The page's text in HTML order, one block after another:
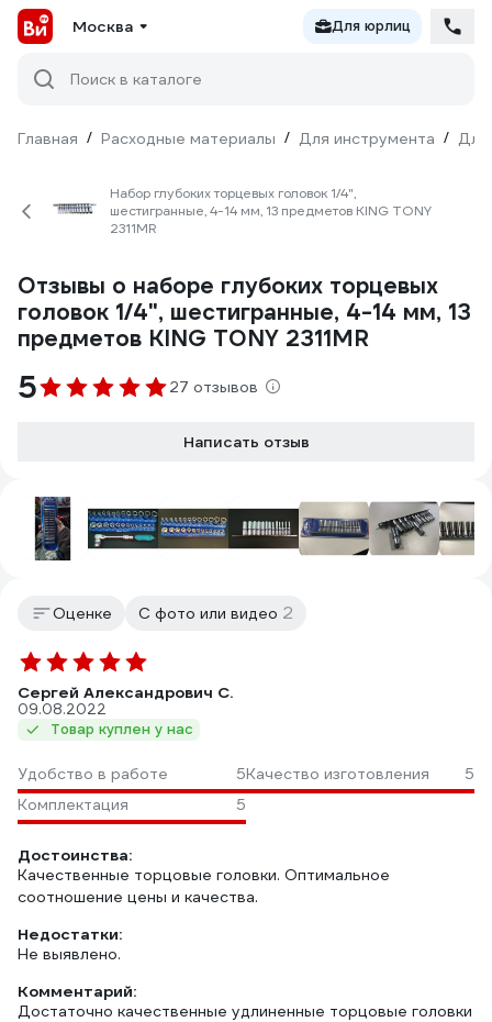
Москва Для юрлиц
Поиск в каталоге
Главная / Расходные материалы / Для инструмента / Для
Набор глубоких торцевых головок 1/4",
шестигранные, 4-14 мм, 13 предметов KING TONY
2311MR
Отзывы о наборе глубоких торцевых
головок 1/4", шестигранные, 4-14 мм, 13
предметов KING TONY 2311MR
5 27 отзывов
Написать отзыв
Оценке С фото или видео 2
Сергей Александрович С.
09.08.2022
Товар куплен у нас
Удобство в работе 5Качество изготовления
5
Комплектация
5
Достоинства:
Качественные торцовые головки. Оптимальное
соотношение цены и качества.
Недостатки:
Не выявлено.
Комментарий:
Достаточно качественные удлиненные торцовые головки